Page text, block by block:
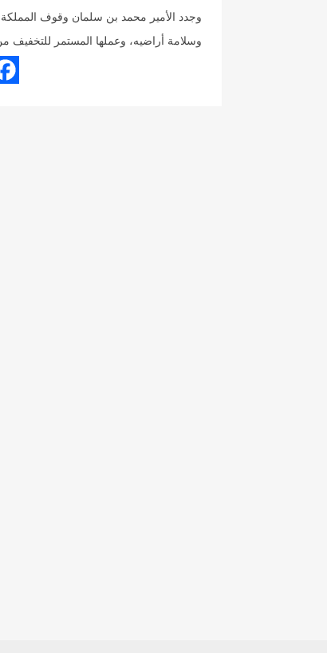
وجدد الأمير محمد بن سلمان وقوف المملكة
وسلامة أراضيه، وعملها المستمر للتخفيف من